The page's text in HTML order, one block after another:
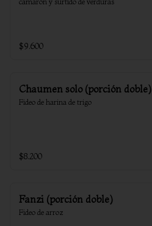
$9.600
Chaumen solo (porción doble)
Fideo de harina de trigo
$8.200
Fanzi (porción doble)
Fideo de arroz